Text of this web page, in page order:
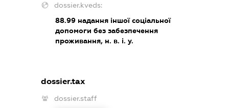
dossier.kveds:
88.99надання іншої соціальної
допомоги без забезпечення
проживання, н. в. і. у.
dossier.tax
dossier.staff